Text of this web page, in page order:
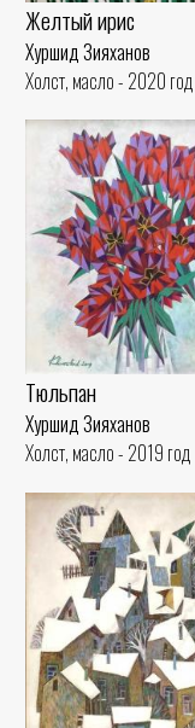
Желтый ирис
Хуршид Зияханов
Холст, масло - 2020 год
Тюльпан
Хуршид Зияханов
Холст, масло - 2019 год